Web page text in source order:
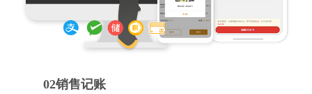
02销售记账